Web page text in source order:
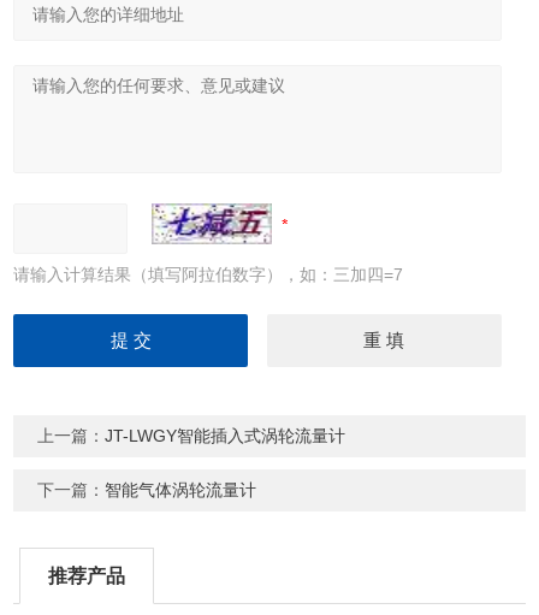
请输入计算结果（填写阿拉伯数字），如：三加四=7
上一篇：JT-LWGY智能插入式涡轮流量计
下一篇： 智能气体涡轮流量计
推荐产品